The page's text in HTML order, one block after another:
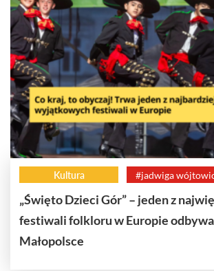
Kultura #jadwiga
„Święto Dzieci Gór” – jeden z
festiwali folkloru w Europie
Małopolsce